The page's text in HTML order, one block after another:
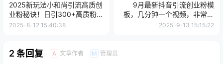
2025新玩法小和尚引流高质创
业粉秘诀！日引300+高质粉，
抗封效果绝了，…
2025-8-12 15:40:38
9月最新抖音引流创业粉模
板，几分钟一个视频，非常暴
力，小白直接可上手操作!
2025-9-13 15:15:22
2 条回复 A 文章作者 M 管理员